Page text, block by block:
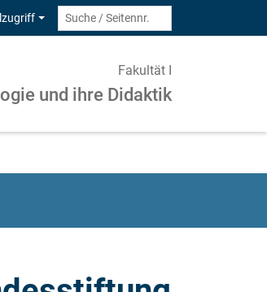
Fakultät I
und ihre Didaktik